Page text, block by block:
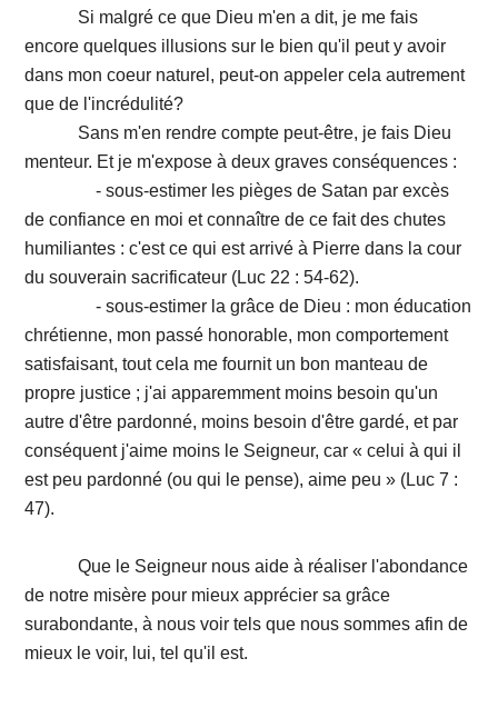
Si malgré ce que Dieu m'en a dit, je me fais
encore quelques illusions sur le bien qu'il peut y avoir
dans mon coeur naturel, peut-on appeler cela autrement
que de l'incrédulité?
Sans m'en rendre compte peut-être, je fais Dieu
menteur. Et je m'expose à deux graves conséquences :
- sous-estimer les pièges de Satan par excès
de confiance en moi et connaître de ce fait des chutes
humiliantes : c'est ce qui est arrivé à Pierre dans la cour
du souverain sacrificateur (Luc 22 : 54-62).
- sous-estimer la grâce de Dieu : mon éducation
chrétienne, mon passé honorable, mon comportement
satisfaisant, tout cela me fournit un bon manteau de
propre justice ; j'ai apparemment moins besoin qu'un
autre d'être pardonné, moins besoin d'être gardé, et par
conséquent j'aime moins le Seigneur, car « celui à qui il
est peu pardonné (ou qui le pense), aime peu » (Luc 7 :
47).
Que le Seigneur nous aide à réaliser l'abondance
de notre misère pour mieux apprécier sa grâce
surabondante, à nous voir tels que nous sommes afin de
mieux le voir, lui, tel qu'il est.